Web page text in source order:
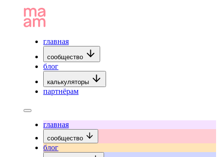
главная
сообщество
блог
калькуляторы
партнёрам
главная
сообщество
блог